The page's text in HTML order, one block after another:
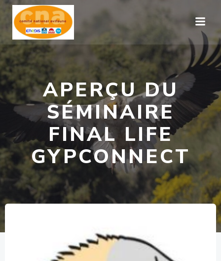
contenu
APERÇU DU
SÉMINAIRE
FINAL LIFE
GYPCONNECT